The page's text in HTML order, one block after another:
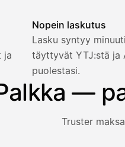
ja
Nopein laskutus
Lasku syntyy
täyttyvät YTJ:stä ja
puolestasi.
—
Truster